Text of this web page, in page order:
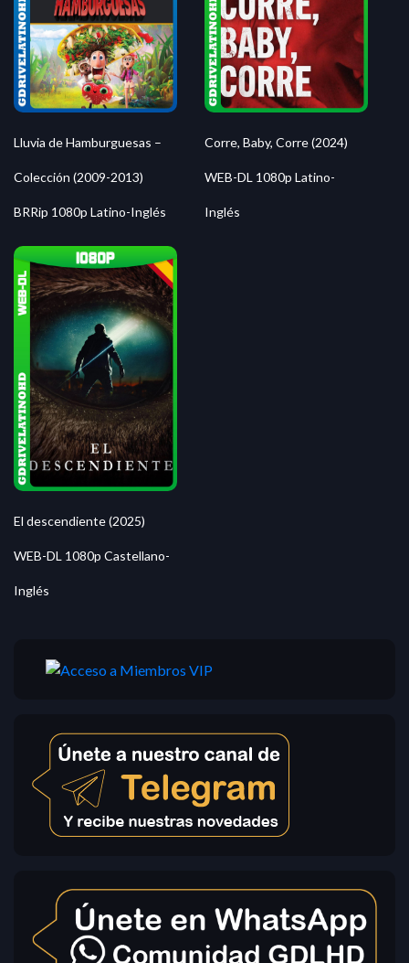
Lluvia de Hamburguesas –
Colección (2009-2013)
BRRip 1080p Latino-Inglés
Corre, Baby, Corre (2024)
WEB-DL 1080p Latino-
Inglés
El descendiente (2025)
WEB-DL 1080p Castellano-
Inglés